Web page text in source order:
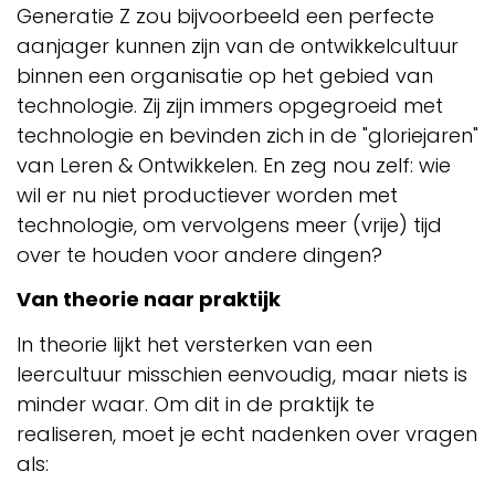
Generatie Z zou bijvoorbeeld een perfecte
aanjager kunnen zijn van de ontwikkelcultuur
binnen een organisatie op het gebied van
technologie. Zij zijn immers opgegroeid met
technologie en bevinden zich in de "gloriejaren"
van Leren & Ontwikkelen. En zeg nou zelf: wie
wil er nu niet productiever worden met
technologie, om vervolgens meer (vrije) tijd
over te houden voor andere dingen?
Van theorie naar praktijk
In theorie lijkt het versterken van een
leercultuur misschien eenvoudig, maar niets is
minder waar. Om dit in de praktijk te
realiseren, moet je echt nadenken over vragen
als: